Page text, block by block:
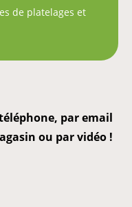
de platelages et
par email
ou par vidéo !